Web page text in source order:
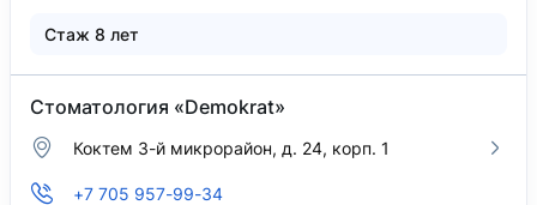
Стаж 8 лет
Стоматология «Demokrat»
Коктем 3-й микрорайон, д. 24, корп. 1
+7 705 957-99-34